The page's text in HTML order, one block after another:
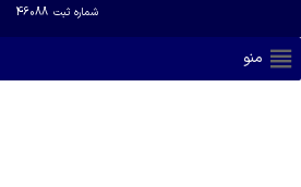
شماره ثبت 46088
منو